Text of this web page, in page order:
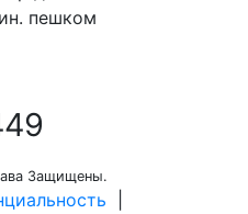
пешком
Защищены.